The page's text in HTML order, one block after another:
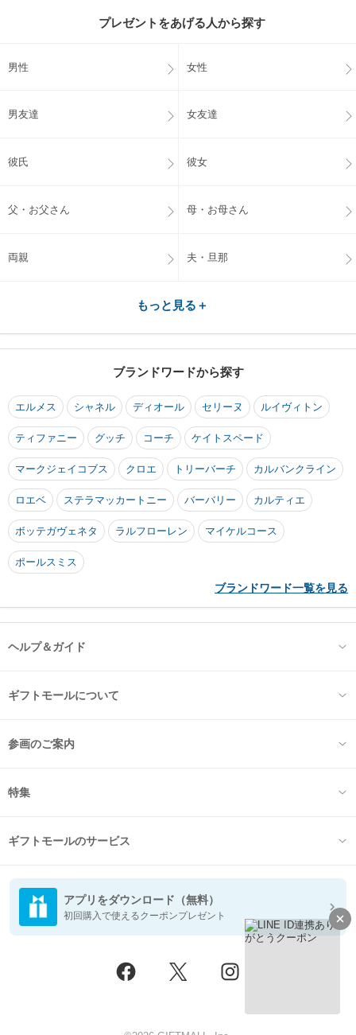
プレゼントをあげる人から探す
男性 女性
男友達 女友達
彼氏 彼女
父・お父さん 母・お母さん
両親 夫・旦那
もっと見る＋
ブランドワードから探す
エルメス シャネル ディオール セリーヌ ルイヴィトン
ティファニー グッチ コーチ ケイトスペード
マークジェイコブス クロエ トリーバーチ カルバンクライン
ロエベ ステラマッカートニー バーバリー カルティエ
ボッテガヴェネタ ラルフローレン マイケルコース
ポールスミス
ブランドワード一覧を見る
ヘルプ＆ガイド
ギフトモールについて
参画のご案内
特集
ギフトモールのサービス
アプリをダウンロード（無料）
初回購入で使えるクーポンプレゼント